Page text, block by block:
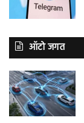
ऑटो जगत